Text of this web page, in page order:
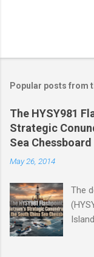
Popular posts from
The HYSY981
Strategic
Sea Chessboard
May 26, 2014
The